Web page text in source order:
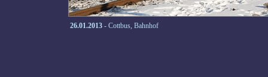
26.01.2013 - Cottbus, Bahnhof